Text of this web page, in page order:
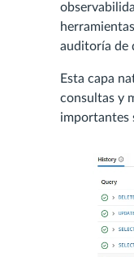
auditoría de
Esta capa
consultas y
importantes